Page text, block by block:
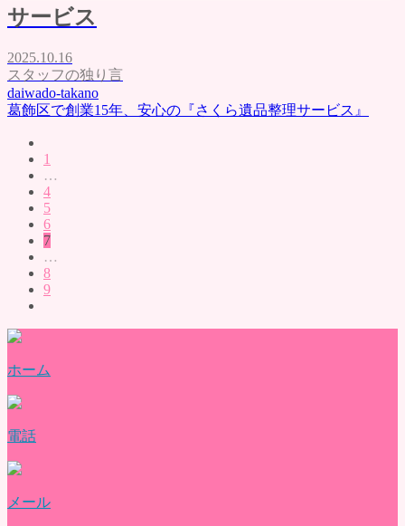
サービス
2025.10.16
スタッフの独り言
daiwado-takano
葛飾区で創業15年、安心の『さくら遺品整理サービス』
1
…
4
5
6
7
…
8
9
ホーム
電話
メール